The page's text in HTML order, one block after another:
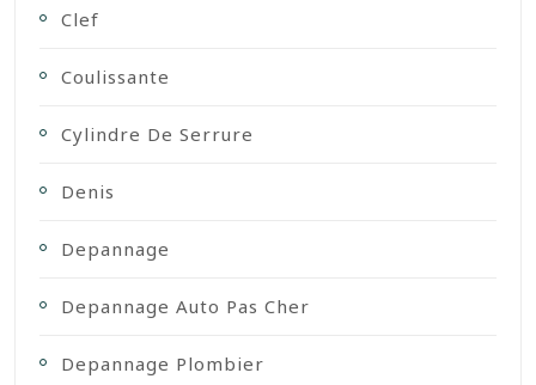
Clef
Coulissante
Cylindre De Serrure
Denis
Depannage
Depannage Auto Pas Cher
Depannage Plombier